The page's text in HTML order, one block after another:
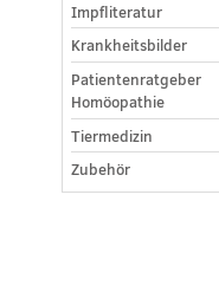
Impfliteratur
Krankheitsbilder
Patientenratgeber
Homöopathie
Tiermedizin
Zubehör